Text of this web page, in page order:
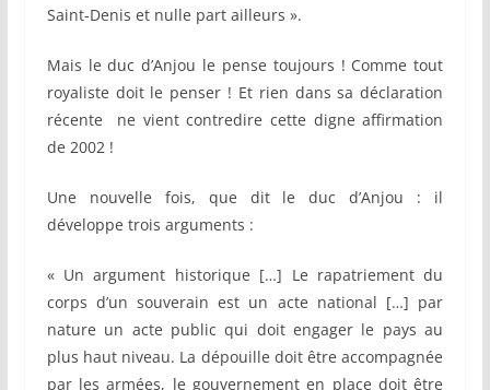
Saint-Denis et nulle part ailleurs ».
Mais le duc d’Anjou le pense toujours ! Comme tout
royaliste doit le penser ! Et rien dans sa déclaration
récente ne vient contredire cette digne affirmation
de 2002 !
Une nouvelle fois, que dit le duc d’Anjou : il
développe trois arguments :
« Un argument historique […] Le rapatriement du
corps d’un souverain est un acte national […] par
nature un acte public qui doit engager le pays au
plus haut niveau. La dépouille doit être accompagnée
par les armées, le gouvernement en place doit être